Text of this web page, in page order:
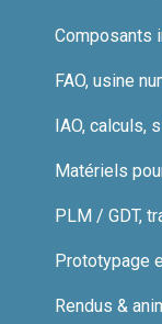
Composants
FAO, usine
IAO, calculs,
Matériels
PLM / GDT,
Prototypage
Rendus &